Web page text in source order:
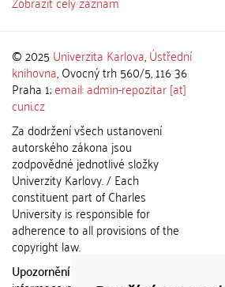
© 2025 Univerzita Karlova,Ústřední
knihovna, Ovocný trh 560/5, 116 36
Praha 1;email: admin-repozitar [at]
cuni.cz
Za dodržení všech ustanovení
autorského zákona jsou
zodpovědné jednotlivé složky
Univerzity Karlovy. / Each
constituent part of Charles
University is responsible for
adherence to all provisions of the
copyright law.
Upozornění / Notice: